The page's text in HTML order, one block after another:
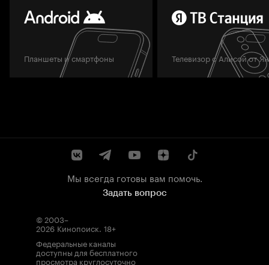
Планшеты и смартфоны Телевизор с Алисой от
Мы всегда готовы вам помочь.
Задать вопрос
© 2003–
2026 Кинопоиск. 18+
Федеральные каналы
доступны для бесплатного
просмотра круглосуточно